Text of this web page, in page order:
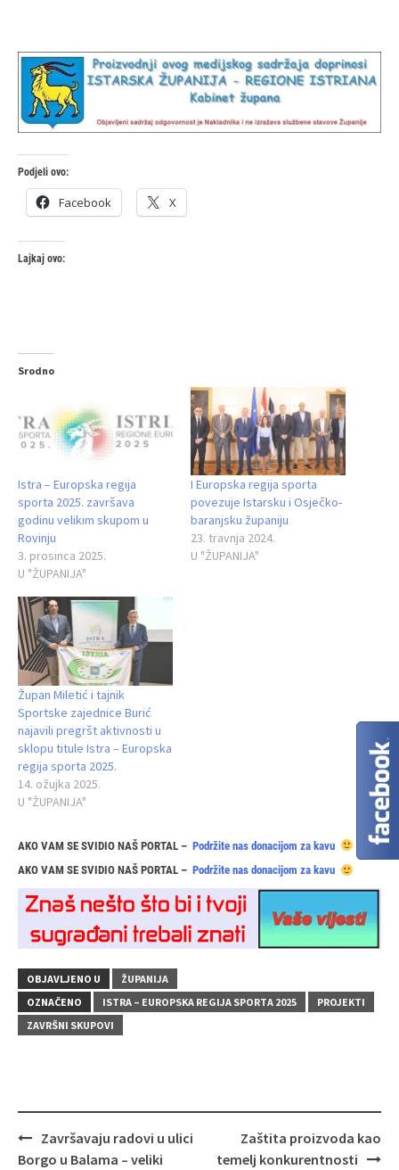
Podjeli ovo:
Facebook X
Lajkaj ovo:
Srodno
Istra – Europska regija
sporta 2025. završava
godinu velikim skupom u
Rovinju
3. prosinca 2025.
U "ŽUPANIJA"
I Europska regija sporta
povezuje Istarsku i Osječko-
baranjsku županiju
23. travnja 2024.
U "ŽUPANIJA"
Župan Miletić i tajnik
Sportske zajednice Burić
najavili pregršt aktivnosti u
sklopu titule Istra – Europska
regija sporta 2025.
14. ožujka 2025.
U "ŽUPANIJA"
AKO VAM SE SVIDIO NAŠ PORTAL – Podržite nas donacijom za kavu
AKO VAM SE SVIDIO NAŠ PORTAL – Podržite nas donacijom za kavu
OBJAVLJENO U
ŽUPANIJA
OZNAČENO
ISTRA – EUROPSKA REGIJA SPORTA 2025
PROJEKTI
ZAVRŠNI SKUPOVI
Navigacija
objava
Završavaju radovi u ulici
Borgo u Balama – veliki
Zaštita proizvoda kao
temelj konkurentnosti